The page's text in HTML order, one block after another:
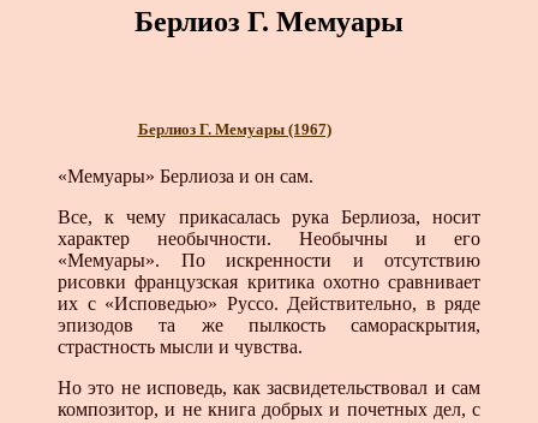
Берлиоз Г. Мемуары
Берлиоз Г. Мемуары (1967)
«Мемуары» Берлиоза и он сам.
Все, к чему прикасалась рука Берлиоза, носит
характер необычности. Необычны и его
«Мемуары». По искренности и отсутствию
рисовки французская критика охотно сравнивает
их с «Исповедью» Руссо. Действительно, в ряде
эпизодов та же пылкость самораскрытия,
страстность мысли и чувства.
Но это не исповедь, как засвидетельствовал и сам
композитор, и не книга добрых и почетных дел, с